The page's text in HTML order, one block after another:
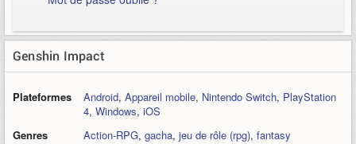
Genshin Impact
Plateformes Android, Appareil mobile, Nintendo Switch, PlayStation
4, Windows, iOS
Genres
Action-RPG, gacha, jeu de rôle (rpg), fantasy